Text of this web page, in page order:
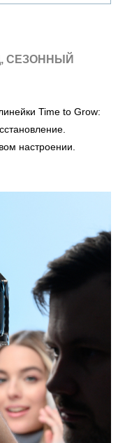
СЕЗОННЫЙ
Time to Grow:
настроении.